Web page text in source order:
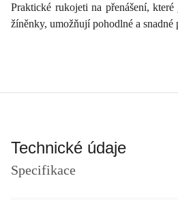
Praktické rukojeti na přenášení,
žíněnky, umožňují pohodlné a snadné
Technické údaje
Specifikace